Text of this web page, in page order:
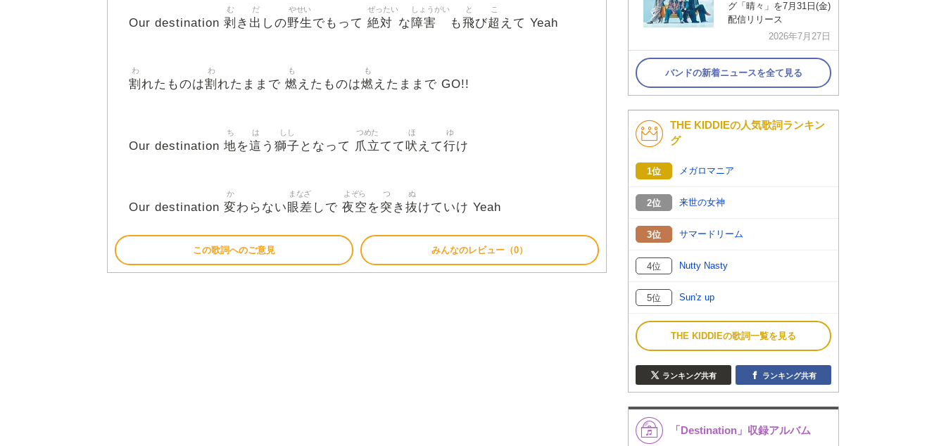
Our destination 剥
む
き 出
だ
しの野生
やせい
でもって 絶対
ぜったい
な障害
しょうがい
も飛
と
び超
こ
えて Yeah
割
わ
れたものは割
わ
れたままで 燃
も
えたものは燃
も
えたままで GO!!
Our destination 地
ち
を這
は
う 獅子
しし
となって 爪立
つめた
てて 吠
ほ
えて行
ゆ
け
Our destination 変
か
わらない 眼差
まなざ
しで 夜空
よぞら
を突
つ
き 抜
ぬ
けていけ Yeah
この歌詞へのご意見 みんなのレビュー（0）
グ「晴々」を7月31日(金)
配信リリース
2026年7月27日
バンドの新着ニュースを全て見る
THE KIDDIEの人気歌詞ランキン
グ
1位 メガロマニア
2位 来世の女神
3位 サマードリーム
4位 Nutty Nasty
5位 Sun'z up
THE KIDDIEの歌詞一覧を見る
ランキング共有 ランキング共有
「Destination」収録アルバム